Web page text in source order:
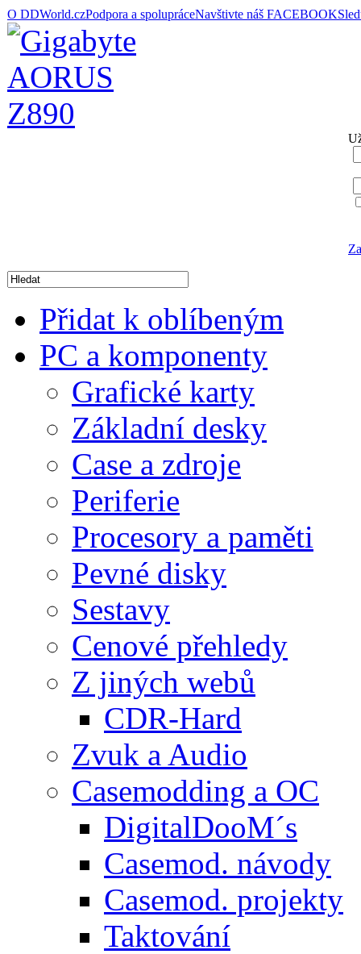
O DDWorld.czPodpora a spolupráceNavštivte náš FACEBOOK
Přidat k oblíbeným
PC a komponenty
Grafické karty
Základní desky
Case a zdroje
Periferie
Procesory a paměti
Pevné disky
Sestavy
Cenové přehledy
Z jiných webů
CDR-Hard
Zvuk a Audio
Casemodding a OC
DigitalDooM´s
Casemod. návody
Casemod. projekty
Taktování